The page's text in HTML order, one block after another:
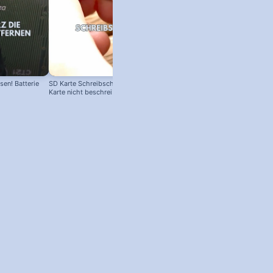
Batterie
SD Karte Schreibschutz austricksen:
Karte nicht beschreibbar?